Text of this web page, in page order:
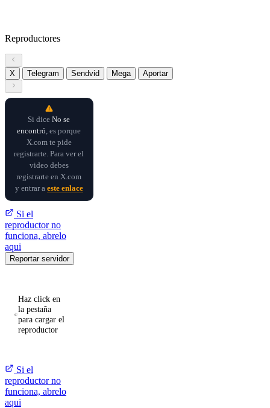
Reproductores
X Telegram Sendvid Mega Aportar
Si diceNo se
encontró, es porque
X.com te pide
registrarte. Para ver el
video debes
registrarte en X.com
y entrar a este enlace
Si el
reproductor no
funciona, abrelo
aqui
Reportar servidor
Haz click en
la pestaña
para cargar el
reproductor
Si el
reproductor no
funciona, abrelo
aqui